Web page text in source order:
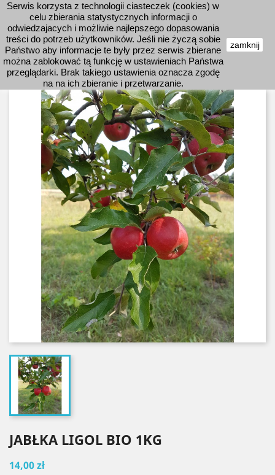
JABŁKA LIGOL BIO 1KG
14,00 zł
Serwis korzysta z technologii ciasteczek (cookies) w
celu zbierania statystycznych informacji o
odwiedzajacych i możliwie najlepszego dopasowania
treści do potrzeb użytkowników. Jeśli nie życzą sobie
Państwo aby informacje te były przez serwis zbierane
można zablokować tą funkcję w ustawieniach Państwa
przeglądarki. Brak takiego ustawienia oznacza zgodę
na na ich zbieranie i przetwarzanie.
zamknij